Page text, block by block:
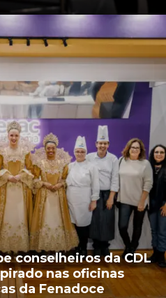
conselheiros da CDL
nas oficinas
da Fenadoce